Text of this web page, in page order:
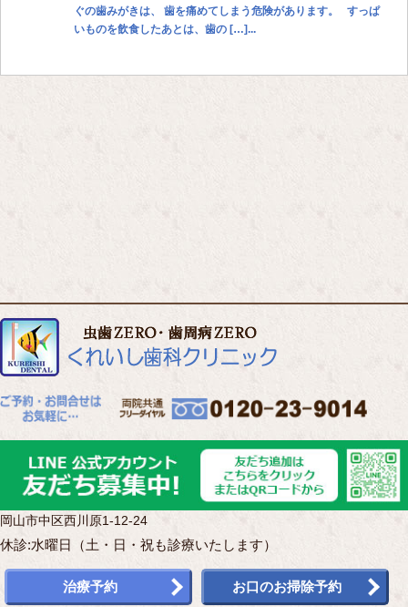
ぐの歯みがきは、 歯を痛めてしまう危険があります。 すっぱ
いものを飲食したあとは、歯の […]...
岡山市中区西川原1-12-24
休診:水曜日（土・日・祝も診療いたします）
治療予約 お口のお掃除予約